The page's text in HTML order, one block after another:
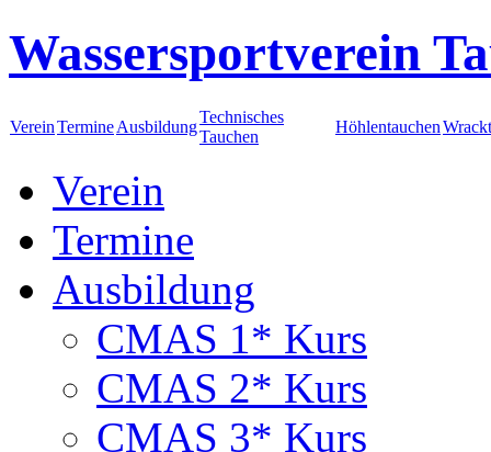
Wassersportverein
VereinTermineAusbildung
Technisches
Tauchen
Höhlentauchen
Verein
Termine
Ausbildung
CMAS 1* Kurs
CMAS 2* Kurs
CMAS 3* Kurs